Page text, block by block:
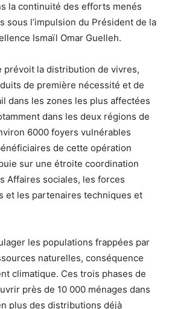
la continuité des efforts menés
sous l’impulsion du Président de la
Ismaïl Omar Guelleh.
prévoit la distribution de vivres,
de première nécessité et de
dans les zones les plus affectées
dans les deux régions de
6000 foyers vulnérables
de cette opération
sur une étroite coordination
Affaires sociales, les forces
et les partenaires techniques et
les populations frappées par
naturelles, conséquence
climatique. Ces trois phases de
près de 10 000 ménages dans
plus des distributions déjà